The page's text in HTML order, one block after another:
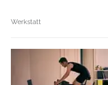
Werkstatt